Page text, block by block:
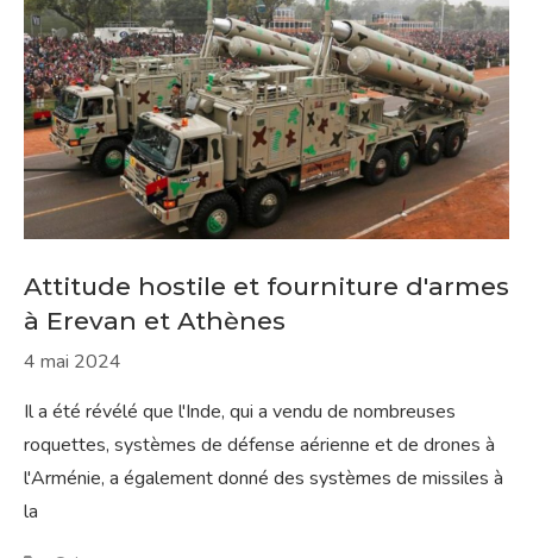
Attitude hostile et fourniture d'armes
à Erevan et Athènes
4 mai 2024
Il a été révélé que l'Inde, qui a vendu de nombreuses
roquettes, systèmes de défense aérienne et de drones à
l'Arménie, a également donné des systèmes de missiles à
la